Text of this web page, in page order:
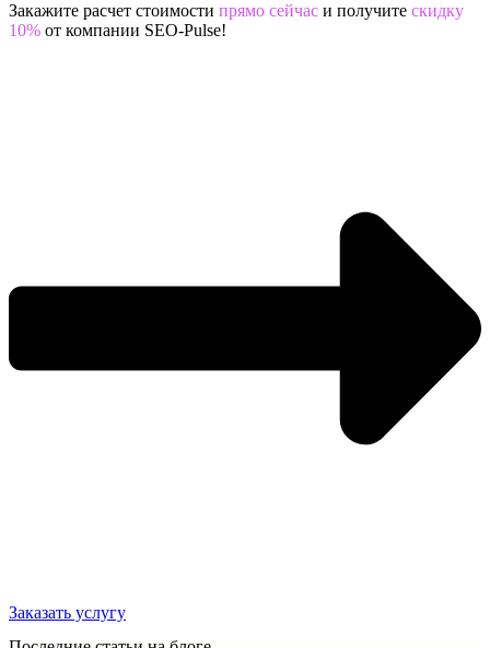
Закажите расчет стоимости прямо сейчас и получите скидку
10% от компании SEO-Pulse!
Заказать услугу